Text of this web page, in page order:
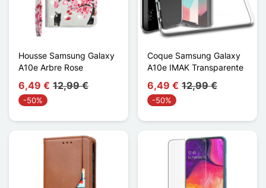
Housse Samsung Galaxy
A10e Arbre Rose
6,49 € 12,99 €
-50%
Coque Samsung Galaxy
A10e IMAK Transparente
6,49 € 12,99 €
-50%